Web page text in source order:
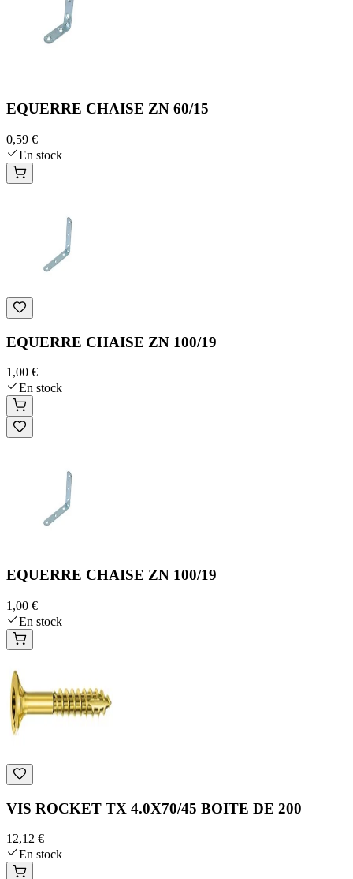
EQUERRE CHAISE ZN 60/15
0,59 €
En stock
EQUERRE CHAISE ZN 100/19
1,00 €
En stock
EQUERRE CHAISE ZN 100/19
1,00 €
En stock
VIS ROCKET TX 4.0X70/45 BOITE DE 200
12,12 €
En stock